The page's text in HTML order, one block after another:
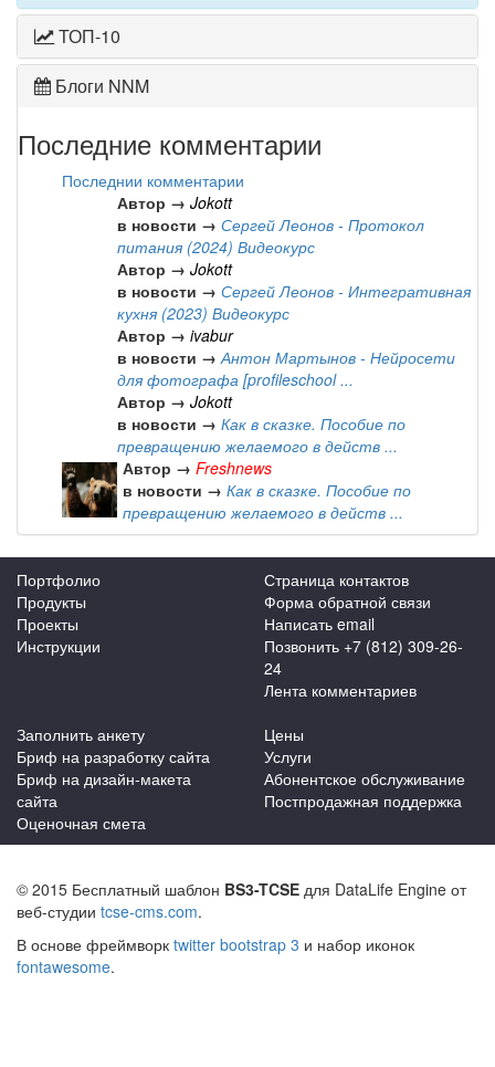
ТОП-10
Блоги NNM
Последние комментарии
Последнии комментарии
Автор → Jokott
в новости → Сергей Леонов - Протокол
питания (2024) Видеокурс
Автор → Jokott
в новости → Сергей Леонов - Интегративная
кухня (2023) Видеокурс
Автор → ivabur
в новости → Антон Мартынов - Нейросети
для фотографа [profileschool ...
Автор → Jokott
в новости → Как в сказке. Пособие по
превращению желаемого в действ ...
Автор → Freshnews
в новости → Как в сказке. Пособие по
превращению желаемого в действ ...
Портфолио
Продукты
Проекты
Инструкции
Страница контактов
Форма обратной связи
Написать email
Позвонить +7 (812) 309-26-
24
Лента комментариев
Заполнить анкету
Бриф на разработку сайта
Бриф на дизайн-макета
сайта
Оценочная смета
Цены
Услуги
Абонентское обслуживание
Постпродажная поддержка
© 2015 Бесплатный шаблон BS3-TCSE для DataLife Engine от
веб-студии tcse-cms.com.
В основе фреймворк twitter bootstrap 3 и набор иконок
fontawesome.